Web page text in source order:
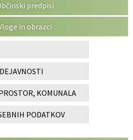
predpisi
in obrazci
KOMUNALA
PODATKOV